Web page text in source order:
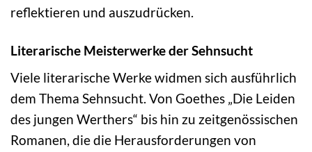
reflektieren und auszudrücken.
Literarische Meisterwerke der Sehnsucht
Viele literarische Werke widmen sich ausführlich
dem Thema Sehnsucht. Von Goethes „Die Leiden
des jungen Werthers“ bis hin zu zeitgenössischen
Romanen, die die Herausforderungen von